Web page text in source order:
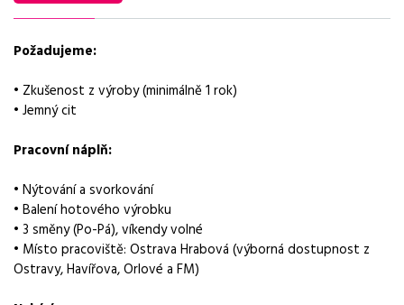
Práce ve výrobě v Ostravě-Hrabové s bonusy, nástup ihned,
Základní informace
Pozice
Obor / skupina
výroba
Lokalita nabídky
Havířov
Místo výkonu práce
Ostrava Hrabová
Požadujeme:
• Zkušenost z výroby (minimálně 1 rok)
• Jemný cit
Pracovní náplň:
• Nýtování a svorkování
• Balení hotového výrobku
• 3 směny (Po-Pá), víkendy volné
• Místo pracoviště: Ostrava Hrabová (výborná dostupnost z
Ostravy, Havířova, Orlové a FM)